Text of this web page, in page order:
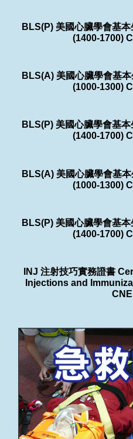
BLS(P) 美國心臟學會基
(1400-1700)
BLS(A) 美國心臟學會基
(1000-1300)
BLS(P) 美國心臟學會基
(1400-1700)
BLS(A) 美國心臟學會基
(1000-1300)
BLS(P) 美國心臟學會基
(1400-1700)
INJ 注射技巧實務證書
Injections and